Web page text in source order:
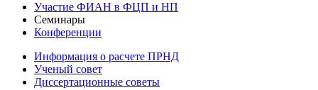
Участие ФИАН в ФЦП и НП
Семинары
Конференции
Информация о расчете ПРНД
Ученый совет
Диссертационные советы